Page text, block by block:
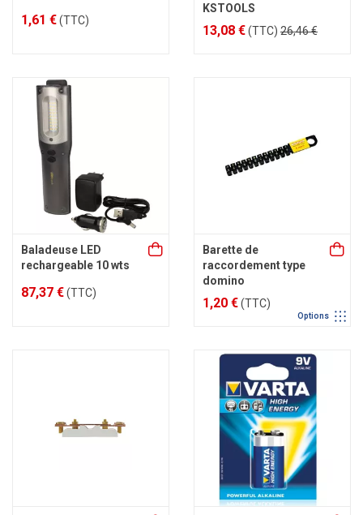
1,61 €(TTC)
KSTOOLS
13,08 €(TTC) 26,46 €
Baladeuse LED
rechargeable 10 wts
87,37 €(TTC)
Barette de
raccordement type
domino
1,20 €(TTC)
Options